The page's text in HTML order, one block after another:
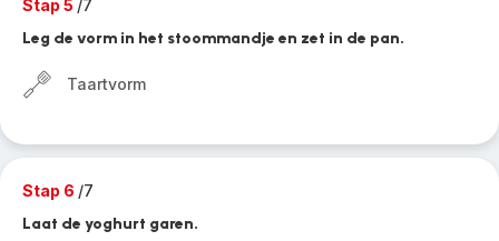
Stap 5 /7
Leg de vorm in het stoommandje en zet in de pan.
Taartvorm
Stap 6 /7
Laat de yoghurt garen.